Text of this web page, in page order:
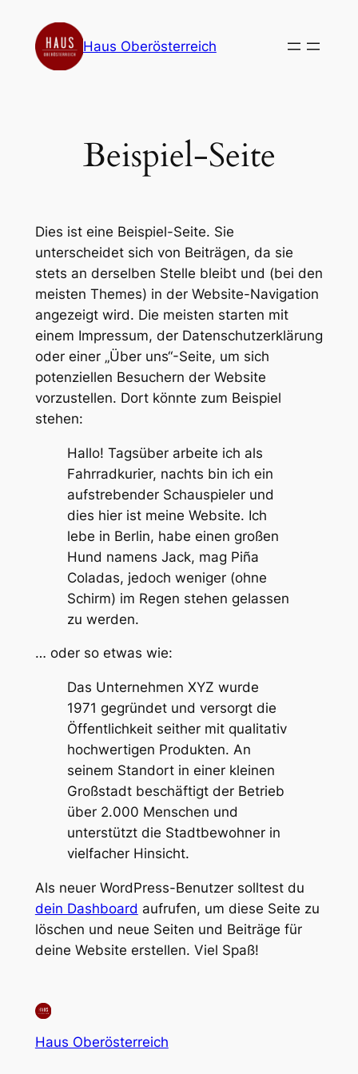
Inhalt
springen
Haus Oberösterreich
Beispiel-Seite
Dies ist eine Beispiel-Seite. Sie
unterscheidet sich von Beiträgen, da sie
stets an derselben Stelle bleibt und (bei den
meisten Themes) in der Website-Navigation
angezeigt wird. Die meisten starten mit
einem Impressum, der Datenschutzerklärung
oder einer „Über uns“-Seite, um sich
potenziellen Besuchern der Website
vorzustellen. Dort könnte zum Beispiel
stehen:
Hallo! Tagsüber arbeite ich als
Fahrradkurier, nachts bin ich ein
aufstrebender Schauspieler und
dies hier ist meine Website. Ich
lebe in Berlin, habe einen großen
Hund namens Jack, mag Piña
Coladas, jedoch weniger (ohne
Schirm) im Regen stehen gelassen
zu werden.
… oder so etwas wie:
Das Unternehmen XYZ wurde
1971 gegründet und versorgt die
Öffentlichkeit seither mit qualitativ
hochwertigen Produkten. An
seinem Standort in einer kleinen
Großstadt beschäftigt der Betrieb
über 2.000 Menschen und
unterstützt die Stadtbewohner in
vielfacher Hinsicht.
Als neuer WordPress-Benutzer solltest du
dein Dashboard aufrufen, um diese Seite zu
löschen und neue Seiten und Beiträge für
deine Website erstellen. Viel Spaß!
Haus Oberösterreich